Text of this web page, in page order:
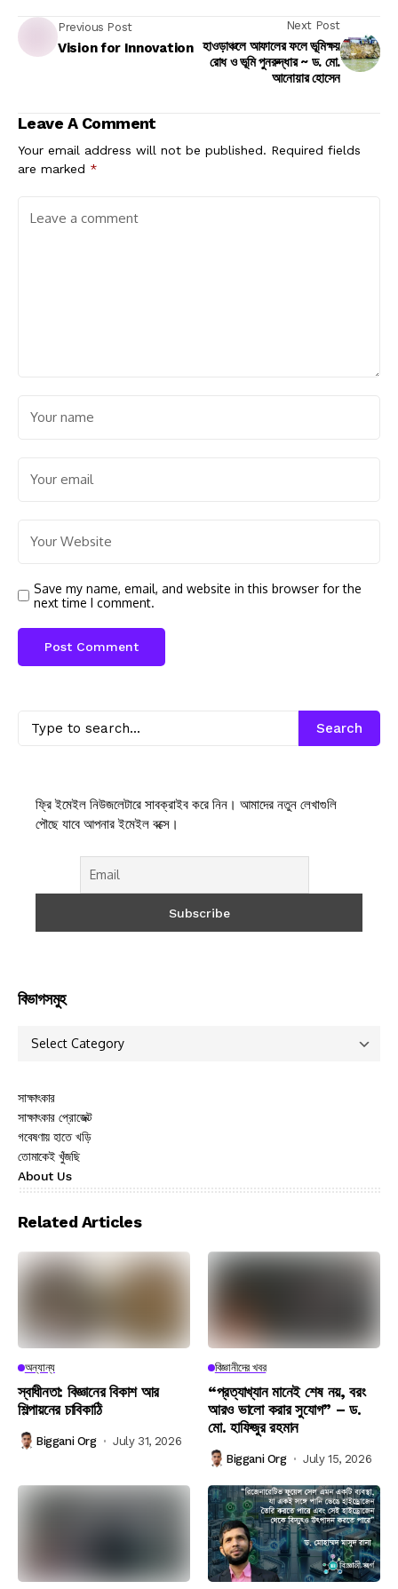
Previous Post
Vision for Innovation
Next Post
হাওড়াঞ্চলে আফালের ফলে ভূমিক্ষয়
রোধ ও ভূমি পুনরুদ্ধার ~ ড. মো.
আনোয়ার হোসেন
Leave A Comment
Your email address will not be published. Required fields
are marked *
Save my name, email, and website in this browser for the
next time I comment.
Search
ফ্রি ইমেইল নিউজলেটারে সাবক্রাইব করে নিন। আমাদের নতুন লেখাগুলি
পৌছে যাবে আপনার ইমেইল বক্সে।
বিভাগসমুহ
সাক্ষাৎকার
সাক্ষাৎকার প্রোজেক্ট
গবেষণায় হাতে খড়ি
তোমাকেই খুঁজছি
About Us
Related Articles
অন্যান্য
স্বাধীনতা: বিজ্ঞানের বিকাশ আর
শিল্পায়নের চাবিকাঠি
Biggani Org July 31, 2026
বিজ্ঞানীদের খবর
“প্রত্যাখ্যান মানেই শেষ নয়, বরং
আরও ভালো করার সুযোগ” – ড.
মো. হাফিজুর রহমান
Biggani Org July 15, 2026